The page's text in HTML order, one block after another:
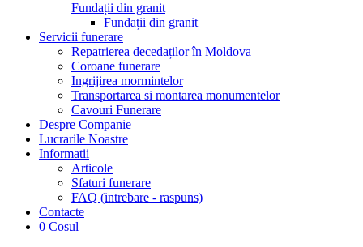
Fundații din granit
Fundații din granit
Servicii funerare
Repatrierea decedaților în Moldova
Coroane funerare
Ingrijirea mormintelor
Transportarea si montarea monumentelor
Cavouri Funerare
Despre Companie
Lucrarile Noastre
Informatii
Articole
Sfaturi funerare
FAQ (intrebare - raspuns)
Contacte
0 Cosul